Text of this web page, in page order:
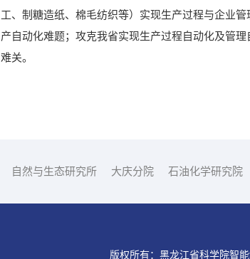
工、制糖造纸、棉毛纺织等）实现生产过程与企业
产自动化难题；攻克我省实现生产过程自动化及管
难关。
自然与生态研究所 大庆分院 石油化学研究院
版权所有：黑龙江省科学院智